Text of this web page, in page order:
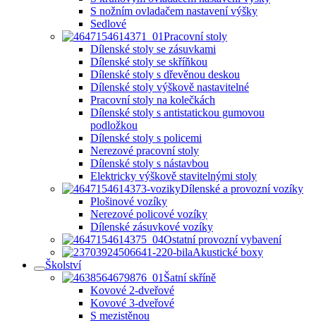
S nožním ovladačem nastavení výšky
Sedlové
Pracovní stoly
Dílenské stoly se zásuvkami
Dílenské stoly se skříňkou
Dílenské stoly s dřevěnou deskou
Dílenské stoly výškově nastavitelné
Pracovní stoly na kolečkách
Dílenské stoly s antistatickou gumovou
podložkou
Dílenské stoly s policemi
Nerezové pracovní stoly
Dílenské stoly s nástavbou
Elektricky výškově stavitelnými stoly
Dílenské a provozní vozíky
Plošinové vozíky
Nerezové policové vozíky
Dílenské zásuvkové vozíky
Ostatní provozní vybavení
Akustické boxy
Školství
Šatní skříně
Kovové 2-dveřové
Kovové 3-dveřové
S mezistěnou